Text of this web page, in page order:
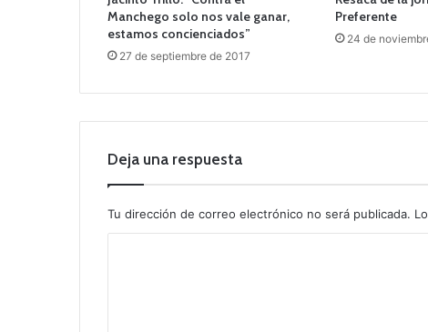
Manchego solo nos vale ganar,
estamos concienciados”
27 de septiembre de 2017
Preferente
24 de
Deja una respuesta
Tu dirección de correo electrónico no será publicada.